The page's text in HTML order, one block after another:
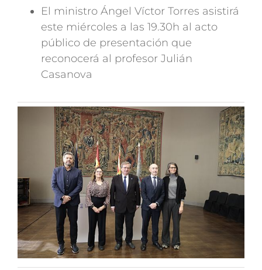
El ministro Ángel Víctor Torres asistirá
este miércoles a las 19.30h al acto
público de presentación que
reconocerá al profesor Julián
Casanova